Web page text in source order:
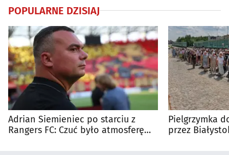
POPULARNE DZISIAJ
Adrian Siemieniec po starciu z
Rangers FC: Czuć było atmosferę
Pielgrzymka
przez